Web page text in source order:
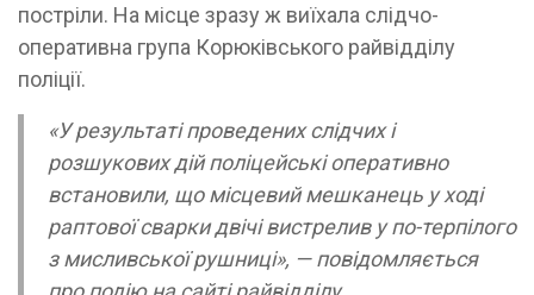
постріли. На місце зразу ж виїхала слідчо-
оперативна група Корюківського райвідділу
поліції.
«У результаті проведених слідчих і
розшукових дій поліцейські оперативно
встановили, що місцевий мешканець у ході
раптової сварки двічі вистрелив у по-терпілого
з мисливської рушниці», — повідомляється